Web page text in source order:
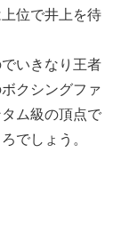
位で井上を待
いきなり王者
クシングファ
ム級の頂点で
でしょう。